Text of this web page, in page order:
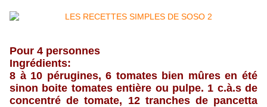
Pour 4 personnes
Ingrédients:
8 à 10 pérugines, 6 tomates bien mûres en été
sinon boite tomates entière ou pulpe. 1 c.à.s de
concentré de tomate, 12 tranches de pancetta